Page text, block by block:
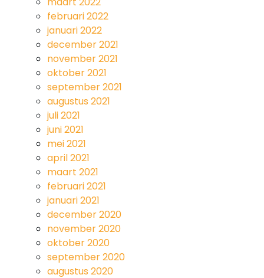
februari 2022
januari 2022
december 2021
november 2021
oktober 2021
september 2021
augustus 2021
juli 2021
juni 2021
mei 2021
april 2021
maart 2021
februari 2021
januari 2021
december 2020
november 2020
oktober 2020
september 2020
augustus 2020